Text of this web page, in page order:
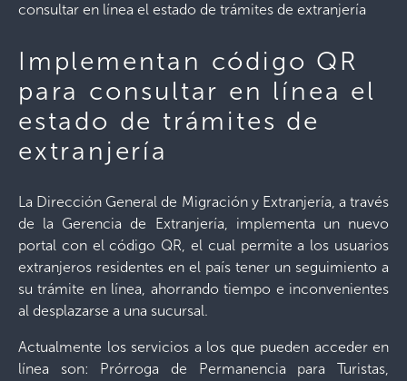
consultar en línea el estado de trámites de extranjería
Implementan código QR
para consultar en línea el
estado de trámites de
extranjería
La Dirección General de Migración y Extranjería, a través
de la Gerencia de Extranjería, implementa un nuevo
portal con el código QR, el cual permite a los usuarios
extranjeros residentes en el país tener un seguimiento a
su trámite en línea, ahorrando tiempo e inconvenientes
al desplazarse a una sucursal.
Actualmente los servicios a los que pueden acceder en
línea son: Prórroga de Permanencia para Turistas,